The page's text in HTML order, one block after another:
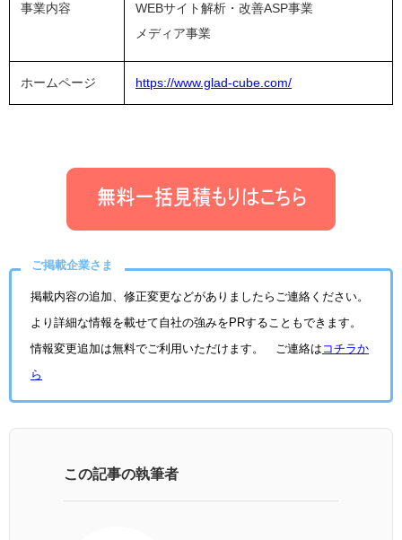
事業内容
WEBサイト解析・改善ASP事業
メディア事業
ホームページ https://www.glad-cube.com/
ご掲載企業さま
掲載内容の追加、修正変更などがありましたらご連絡ください。
より詳細な情報を載せて自社の強みをPRすることもできます。
情報変更追加は無料でご利用いただけます。 ご連絡は コチラか
ら
この記事の執筆者